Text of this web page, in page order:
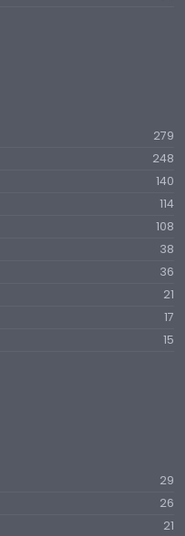
279
248
140
114
108
38
36
21
17
15
29
26
21